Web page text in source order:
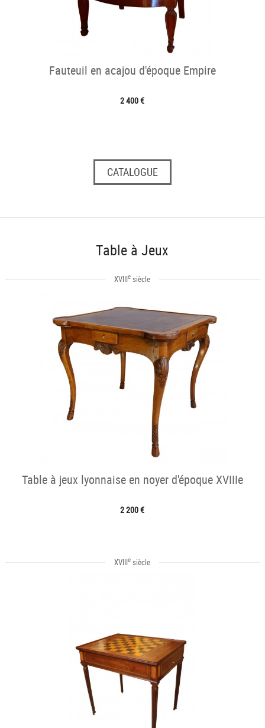
Fauteuil en acajou d'époque Empire
2 400 €
CATALOGUE
Table à Jeux
XVIIIe siècle
Table à jeux lyonnaise en noyer d'époque XVIIIe
2 200 €
XVIIIe siècle